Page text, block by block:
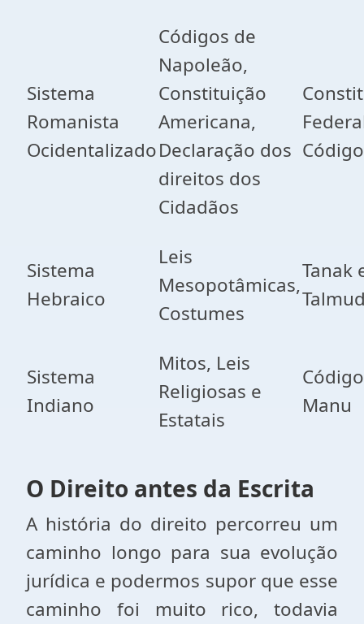
Sistema
Romanista
Ocidentalizado
Códigos de
Napoleão,
Constituição
Americana,
Declaração dos
direitos dos
Cidadãos
Sistema
Hebraico
Leis
Mesopotâmicas,
Costumes
Tanak
Sistema
Indiano
Mitos, Leis
Religiosas e
Estatais
Manu
O Direito antes da Escrita
A história do direito percorreu um
caminho longo para sua evolução
jurídica e podermos supor que esse
caminho foi muito rico, todavia